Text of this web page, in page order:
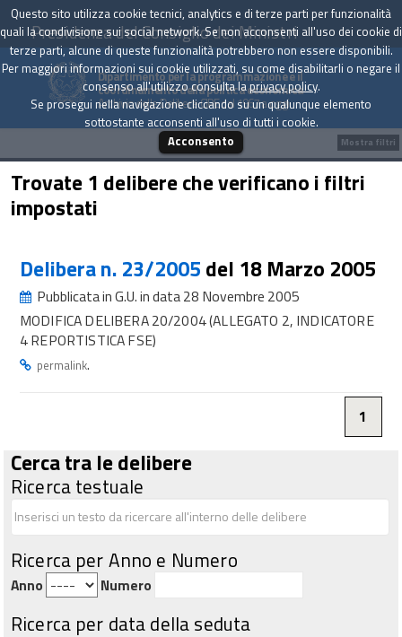
Presidenza del Consiglio dei Ministri
Dipartimento per la programmazione e il
coordinamento della politica economica
Archivio delle Delibere CIPE dal 1967 a oggi
Trovate 1 delibere che verificano i filtri
impostati
Delibera n. 23/2005 del 18 Marzo 2005
Pubblicata in G.U. in data 28 Novembre 2005
MODIFICA DELIBERA 20/2004 (ALLEGATO 2, INDICATORE
4 REPORTISTICA FSE)
permalink.
1
Cerca tra le delibere
Ricerca testuale
Ricerca per Anno e Numero
Anno Numero
Ricerca per data della seduta
Mostra filtri
Questo sito utilizza cookie tecnici, analytics e di terze parti per funzionalità
quali la condivisione sui social network. Se non acconsenti all'uso dei cookie di
terze parti, alcune di queste funzionalità potrebbero non essere disponibili.
Per maggiori informazioni sui cookie utilizzati, su come disabilitarli o negare il
consenso all'utilizzo consulta laprivacy policy.
Se prosegui nella navigazione cliccando su un qualunque elemento
sottostante acconsenti all'uso di tutti i cookie.
Acconsento